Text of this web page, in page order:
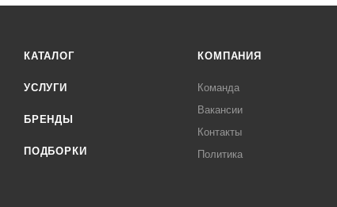
КАТАЛОГ
УСЛУГИ
БРЕНДЫ
ПОДБОРКИ
КОМПАНИЯ
Команда
Вакансии
Контакты
Политика